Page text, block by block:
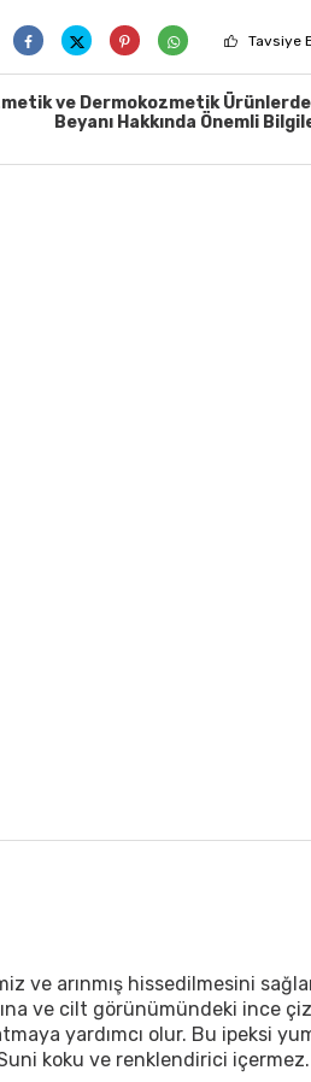
Tavsiye
ve Dermokozmetik Ürünlerde
Beyanı Hakkında Önemli
arınmış hissedilmesini
ve cilt görünümündeki ince
yardımcı olur. Bu ipeksi
koku ve renklendirici içermez.